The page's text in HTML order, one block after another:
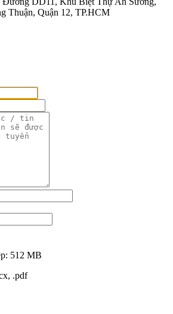
Thuận, Quận 12, TP.HCM
512 MB
.pdf